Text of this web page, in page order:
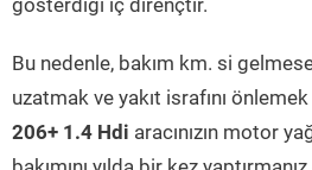
gösterdiği iç dirençtir.
Bu nedenle, bakım km. si
uzatmak ve yakıt israfını
206+ 1.4 Hdi aracınızın motor